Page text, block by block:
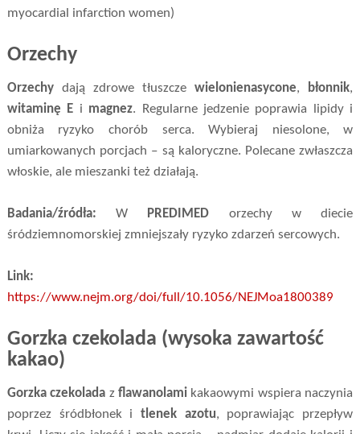
myocardial infarction women)
Orzechy
Orzechydają zdrowe tłuszczewielonienasycone, błonnik,
witaminę E i magnez. Regularne jedzenie poprawia lipidy i
obniża ryzyko chorób serca. Wybieraj niesolone, w
umiarkowanych porcjach – są kaloryczne. Polecane zwłaszcza
włoskie, ale mieszanki też działają.
Badania/źródła: W PREDIMED orzechy w diecie
śródziemnomorskiej zmniejszały ryzyko zdarzeń sercowych.
Link:
https://www.nejm.org/doi/full/10.1056/NEJMoa1800389
Gorzka czekolada (wysoka zawartość
kakao)
Gorzka czekolada zflawanolami kakaowymi wspiera naczynia
poprzez śródbłonek i tlenek azotu, poprawiając przepływ